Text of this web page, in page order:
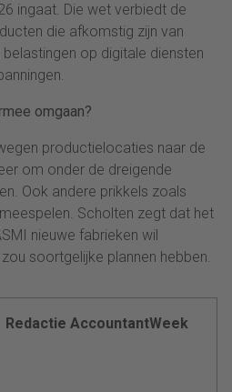
ingaat. Die wet verbiedt de
die afkomstig zijn van
op digitale diensten
omgaan?
productielocaties naar de
om onder de dreigende
Ook andere prikkels zoals
Scholten zegt dat het
nieuwe fabrieken wil
soortgelijke plannen hebben.
Redactie AccountantWeek